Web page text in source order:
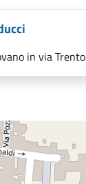
in via Trento